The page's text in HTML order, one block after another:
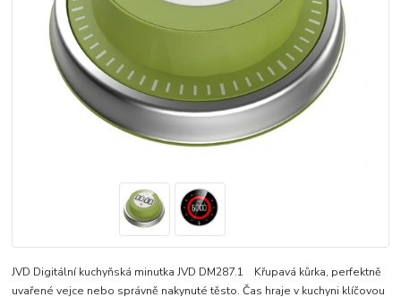
JVD Digitální kuchyňská minutka JVD DM287.1 Křupavá kůrka, perfektně
uvařené vejce nebo správně nakynuté těsto. Čas hraje v kuchyni klíčovou